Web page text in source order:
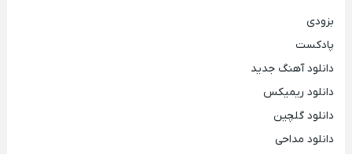
بزودی
پادکست
دانلود آهنگ جدید
دانلود ریمیکس
دانلود گلچین
دانلود مداحی